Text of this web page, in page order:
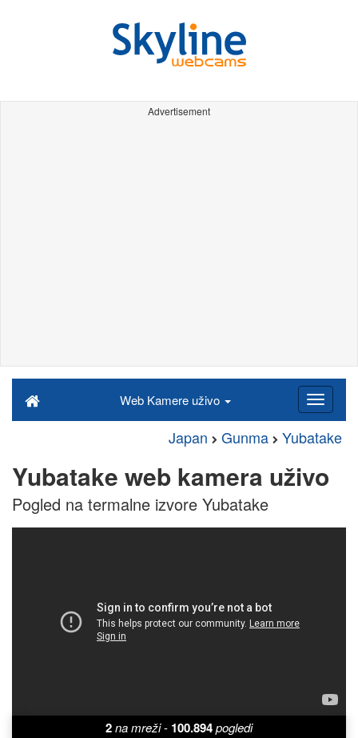
Advertisement
Web Kamere uživo
Japan Gunma Yubatake
Yubatake web kamera uživo
Pogled na termalne izvore Yubatake
2na mreži- 100.894pogledi